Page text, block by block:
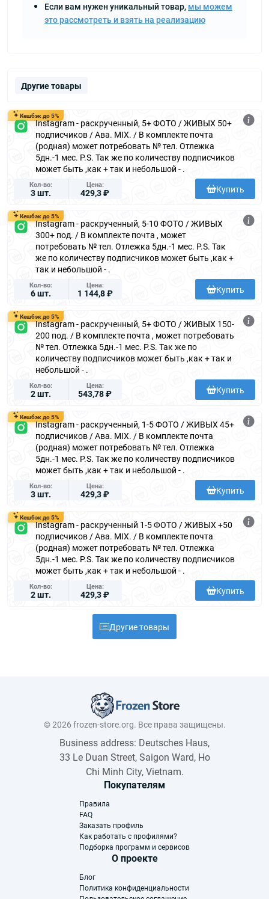
Если вам нужен уникальный товар, мы можем
это рассмотреть и взять на реализацию
Другие товары
Кешбэк до 5%
Instagram - раскрученный, 5+ ФОТО / ЖИВЫХ 50+
подписчиков / Ава. MIX. / В комплекте почта
(родная) может потребовать № тел. Отлежка
5дн.-1 мес. P.S. Так же по количеству подписчиков
может быть ,как + так и небольшой - .
Кол-во
3 шт.
Цена
429,3 ₽ Купить
Кешбэк до 5%
Instagram - раскрученный, 5-10 ФОТО / ЖИВЫХ
300+ под. / В комплекте почта , может
потребовать № тел. Отлежка 5дн.-1 мес. P.S. Так
же по количеству подписчиков может быть ,как +
так и небольшой - .
Кол-во
6 шт.
Цена
1 144,8 ₽ Купить
Кешбэк до 5%
Instagram - раскрученный, 5+ ФОТО / ЖИВЫХ 150-
200 под. / В комплекте почта , может потребовать
№ тел. Отлежка 5дн.-1 мес. P.S. Так же по
количеству подписчиков может быть ,как + так и
небольшой - .
Кол-во
2 шт.
Цена
543,78 ₽ Купить
Кешбэк до 5%
Instagram - раскрученный, 1-5 ФОТО / ЖИВЫХ 45+
подписчиков / Ава. MIX. / В комплекте почта
(родная) может потребовать № тел. Отлежка
5дн.-1 мес. P.S. Так же по количеству подписчиков
может быть ,как + так и небольшой - .
Кол-во
3 шт.
Цена
429,3 ₽ Купить
Кешбэк до 5%
Instagram - раскрученный 1-5 ФОТО / ЖИВЫХ +50
подписчиков / Ава. MIX. / В комплекте почта
(родная) может потребовать № тел. Отлежка
5дн.-1 мес. P.S. Так же по количеству подписчиков
может быть ,как + так и небольшой - .
Кол-во
2 шт.
Цена
429,3 ₽ Купить
Другие товары
© 2026 frozen-store.org. Все права защищены.
Business address: Deutsches Haus,
33 Le Duan Street, Saigon Ward, Ho
Chi Minh City, Vietnam.
Покупателям
Правила
FAQ
Заказать профиль
Как работать с профилями?
Подборка программ и сервисов
О проекте
Блог
Политика конфиденциальности